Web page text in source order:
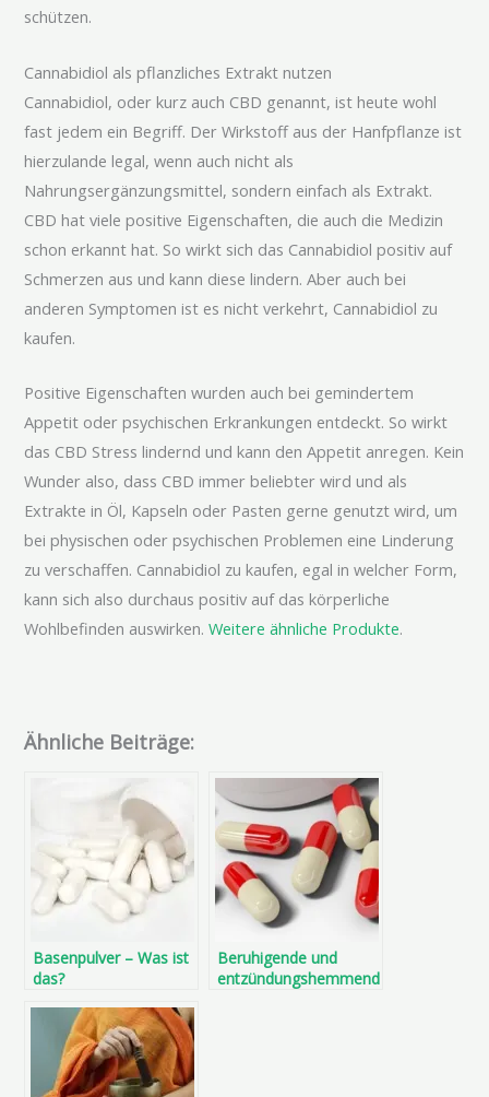
schützen.
Cannabidiol als pflanzliches Extrakt nutzen
Cannabidiol, oder kurz auch CBD genannt, ist heute wohl
fast jedem ein Begriff. Der Wirkstoff aus der Hanfpflanze ist
hierzulande legal, wenn auch nicht als
Nahrungsergänzungsmittel, sondern einfach als Extrakt.
CBD hat viele positive Eigenschaften, die auch die Medizin
schon erkannt hat. So wirkt sich das Cannabidiol positiv auf
Schmerzen aus und kann diese lindern. Aber auch bei
anderen Symptomen ist es nicht verkehrt, Cannabidiol zu
kaufen.
Positive Eigenschaften wurden auch bei gemindertem
Appetit oder psychischen Erkrankungen entdeckt. So wirkt
das CBD Stress lindernd und kann den Appetit anregen. Kein
Wunder also, dass CBD immer beliebter wird und als
Extrakte in Öl, Kapseln oder Pasten gerne genutzt wird, um
bei physischen oder psychischen Problemen eine Linderung
zu verschaffen. Cannabidiol zu kaufen, egal in welcher Form,
kann sich also durchaus positiv auf das körperliche
Wohlbefinden auswirken.Weitere ähnliche Produkte.
Ähnliche Beiträge:
Basenpulver – Was ist
das?
Beruhigende und
entzündungshemmend